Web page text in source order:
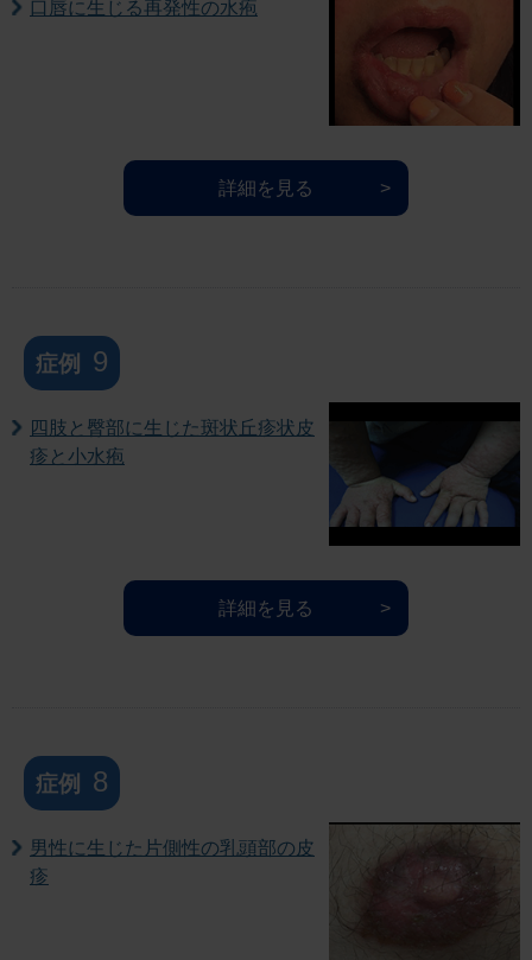
口唇に生じる再発性の水疱
詳細を見る
症例 9
四肢と臀部に生じた斑状丘疹状皮
疹と小水疱
詳細を見る
症例 8
男性に生じた片側性の乳頭部の皮
疹